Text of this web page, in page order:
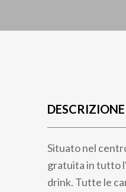
DESCRIZIONE
Situato nel
gratuita in tutto
drink. Tutte le